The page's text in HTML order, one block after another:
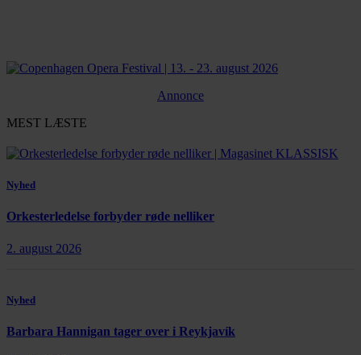
Annonce
MEST LÆSTE
Nyhed
Orkesterledelse forbyder røde nelliker
2. august 2026
Nyhed
Barbara Hannigan tager over i Reykjavík